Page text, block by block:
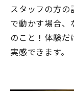
スタッフの方の
で動かす場合、
のこと！体験だ
実感できます。